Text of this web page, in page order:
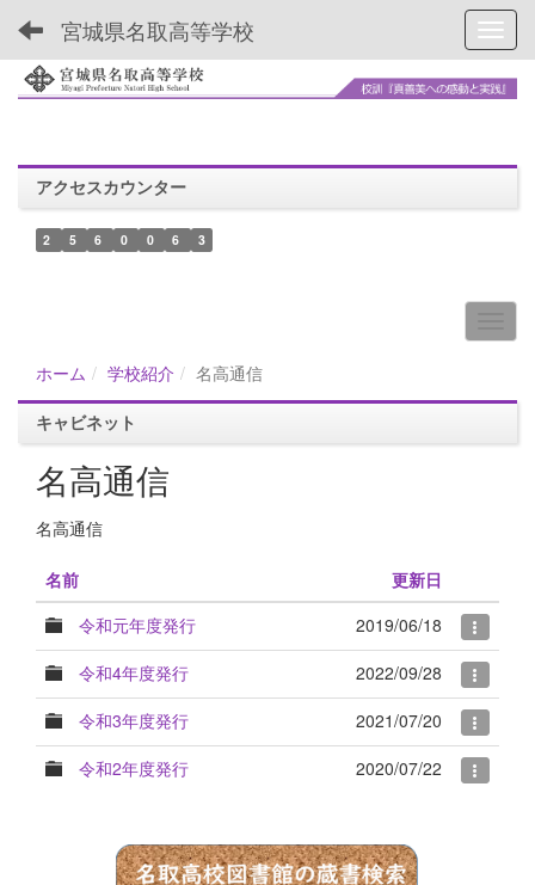
宮城県名取高等学校
アクセスカウンター
2 5 6 0 0 6 3
ホーム 学校紹介 名高通信
キャビネット
名高通信
名高通信
名前
更新日
令和元年度発行
2019/06/18
令和4年度発行
2022/09/28
令和3年度発行
2021/07/20
令和2年度発行
2020/07/22